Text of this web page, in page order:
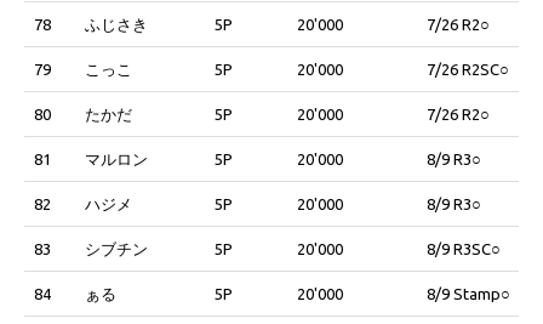
78 ふじさき 5P 20'000 7/26 R2○
79 こっこ 5P 20'000 7/26 R2SC○
80 たかだ 5P 20'000 7/26 R2○
81 マルロン 5P 20'000 8/9 R3○
82 ハジメ 5P 20'000 8/9 R3○
83 シブチン 5P 20'000 8/9 R3SC○
84 ぁる 5P 20'000 8/9 Stamp○